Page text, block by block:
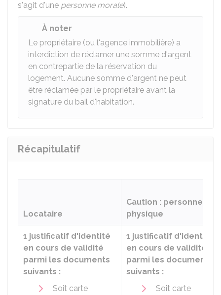
s'agit d'une personne morale).
À noter
Le propriétaire (ou l'agence immobilière) a
interdiction de réclamer une somme d'argent
en contrepartie de la réservation du
logement. Aucune somme d'argent ne peut
être réclamée par le propriétaire avant la
signature du bail d'habitation.
Récapitulatif
Locataire
Caution : personne
physique
1 justificatif d'identité
en cours de validité
parmi les documents
suivants :
Soit carte
1 justificatif d'identité
en cours de validité
parmi les documents
suivants :
Soit carte